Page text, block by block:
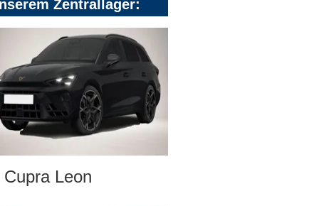
Zentrallager:
Cupra Leon